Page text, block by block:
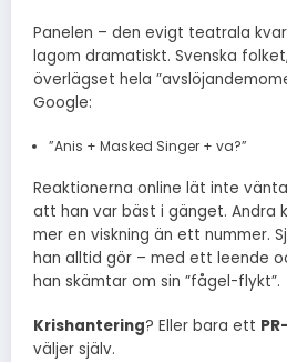
Panelen – den evigt teatrala
lagom dramatiskt. Svenska
överlägset hela
Google:
”Anis + Masked Singer + va?”
Reaktionerna online lät inte
att han var bäst i gänget. Andra
mer en viskning än ett nummer.
han alltid gör – med ett leende
han skämtar om sin ”fågel-flykt”.
Krishantering? Eller bara ett
väljer själv.